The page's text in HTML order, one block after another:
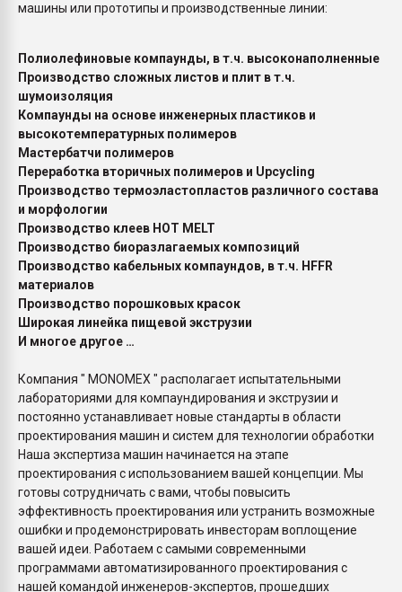
машины или прототипы и производственные линии:
Полиолефиновые компаунды, в т.ч. высоконаполненные
Производство сложных листов и плит в т.ч.
шумоизоляция
Компаунды на основе инженерных пластиков и
высокотемпературных полимеров
Мастербатчи полимеров
Переработка вторичных полимеров и Upcycling
Производство термоэластопластов различного состава
и морфологии
Производство клеев HOT MELT
Производство биоразлагаемых композиций
Производство кабельных компаундов, в т.ч. HFFR
материалов
Производство порошковых красок
Широкая линейка пищевой экструзии
И многое другое …
Компания " MONOMEX " располагает испытательными
лабораториями для компаундирования и экструзии и
постоянно устанавливает новые стандарты в области
проектирования машин и систем для технологии обработки
Наша экспертиза машин начинается на этапе
проектирования с использованием вашей концепции. Мы
готовы сотрудничать с вами, чтобы повысить
эффективность проектирования или устранить возможные
ошибки и продемонстрировать инвесторам воплощение
вашей идеи. Работаем с самыми современными
программами автоматизированного проектирования с
нашей командой инженеров-экспертов, прошедших